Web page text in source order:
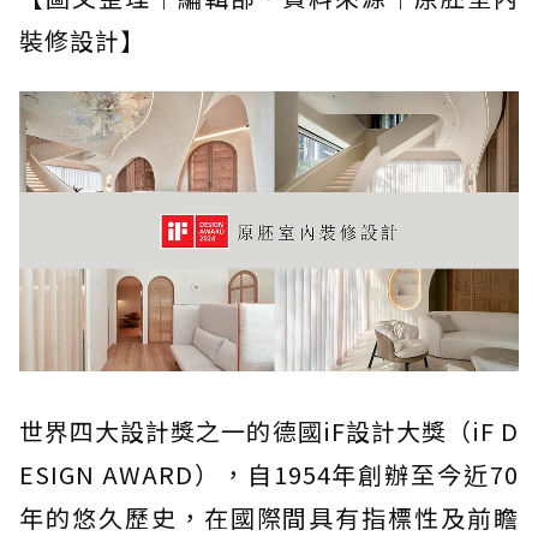
裝修設計】
世界四大設計獎之一的德國iF設計大獎（iF D
ESIGN AWARD），自1954年創辦至今近70
年的悠久歷史，在國際間具有指標性及前瞻